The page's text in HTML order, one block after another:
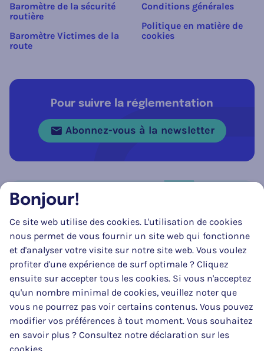
Baromètre de la sécurité
routière
Baromètre Victimes de la
route
Conditions générales
Politique en matière de
cookies
Pour suivre la réglementation
Abonnez-vous à la newsletter
Suivez-nous sur
FacebookInstagramLinkedIn
La mise à jour de ce site web a pu être réalisée en partie grâce au
Bonjour!
Ce site web utilise des cookies. L'utilisation de cookies
nous permet de vous fournir un site web qui fonctionne
et d'analyser votre visite sur notre site web. Vous voulez
profiter d'une expérience de surf optimale ? Cliquez
ensuite sur accepter tous les cookies. Si vous n'acceptez
qu'un nombre minimal de cookies, veuillez noter que
vous ne pourrez pas voir certains contenus. Vous pouvez
modifier vos préférences à tout moment. Vous souhaitez
en savoir plus ? Consultez notre déclaration sur les
cookies.